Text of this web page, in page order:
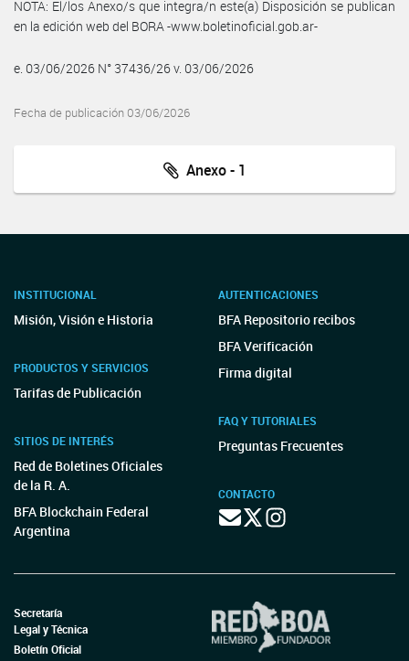
NOTA: El/los Anexo/s que integra/n este(a) Disposición se publican
en la edición web del BORA -www.boletinoficial.gob.ar-
e. 03/06/2026 N° 37436/26 v. 03/06/2026
Fecha de publicación 03/06/2026
Anexo - 1
INSTITUCIONAL
Misión, Visión e Historia
PRODUCTOS Y SERVICIOS
Tarifas de Publicación
SITIOS DE INTERÉS
Red de Boletines Oficiales
de la R. A.
BFA Blockchain Federal
Argentina
AUTENTICACIONES
BFA Repositorio recibos
BFA Verificación
Firma digital
FAQ Y TUTORIALES
Preguntas Frecuentes
CONTACTO
Secretaría
Legal y Técnica
Boletín Oficial